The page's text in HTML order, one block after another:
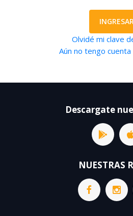
Olvidé mi clave
Aún no tengo cuenta
Descargate
NUESTRAS